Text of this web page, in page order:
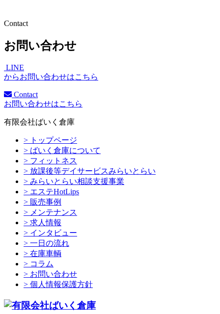
Contact
お問い合わせ
LINE
からお問い合わせはこちら
Contact
お問い合わせはこちら
有限会社ばいく倉庫
> トップページ
> ばいく倉庫について
> フィットネス
> 放課後等デイサービスみらいとらい
> みらいとらい相談支援事業
> エステHotLips
> 販売事例
> メンテナンス
> 求人情報
> インタビュー
> 一日の流れ
> 在庫車輌
> コラム
> お問い合わせ
> 個人情報保護方針